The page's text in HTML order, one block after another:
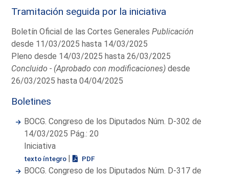
Tramitación seguida por la iniciativa
Boletín Oficial de las Cortes GeneralesPublicación
desde 11/03/2025 hasta 14/03/2025
Pleno desde 14/03/2025 hasta 26/03/2025
Concluido - (Aprobado con modificaciones) desde
26/03/2025 hasta 04/04/2025
Boletines
BOCG. Congreso de los Diputados Núm. D-302 de
14/03/2025 Pág.: 20
Iniciativa
texto íntegro | PDF
BOCG. Congreso de los Diputados Núm. D-317 de